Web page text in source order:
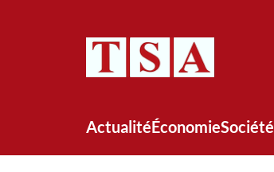
ActualitéÉconomieSociété